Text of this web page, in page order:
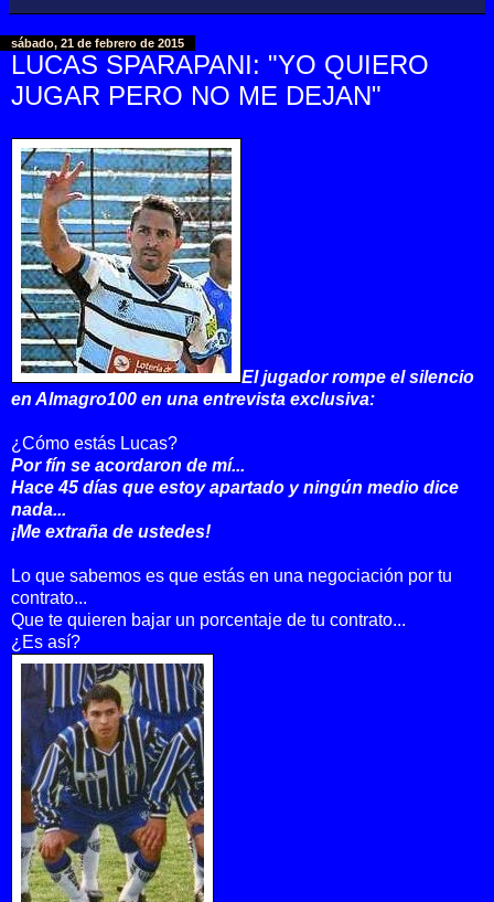
sábado, 21 de febrero de 2015
LUCAS SPARAPANI: "YO QUIERO
JUGAR PERO NO ME DEJAN"
El jugador rompe el silencio
en Almagro100 en una entrevista exclusiva:
¿Cómo estás Lucas?
Por fín se acordaron de mí...
Hace 45 días que estoy apartado y ningún medio dice
nada...
¡Me extraña de ustedes!
Lo que sabemos es que estás en una negociación por tu
contrato...
Que te quieren bajar un porcentaje de tu contrato...
¿Es así?